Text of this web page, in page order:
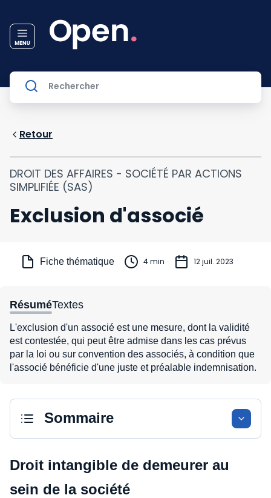
Retour
DROIT DES AFFAIRES - SOCIÉTÉ PAR ACTIONS
SIMPLIFIÉE (SAS)
Exclusion d'associé
Fiche thématique 4 min 12 juil. 2023
RésuméTextes
L'exclusion d'un associé est une mesure, dont la validité
est contestée, qui peut être admise dans les cas prévus
par la loi ou sur convention des associés, à condition que
l'associé bénéficie d'une juste et préalable indemnisation.
Sommaire
Droit intangible de demeurer au
sein de la société